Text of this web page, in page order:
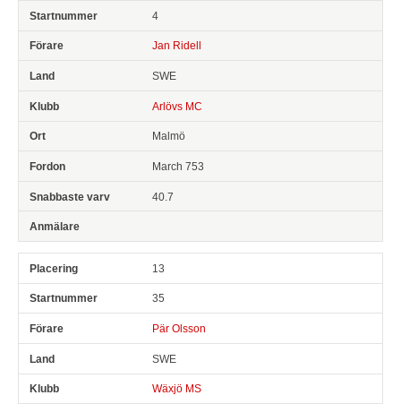
4
Jan Ridell
SWE
Arlövs MC
Malmö
March 753
40.7
13
35
Pär Olsson
SWE
Wäxjö MS